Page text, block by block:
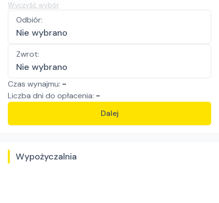
Wyczyść wybór
Odbiór:
Nie wybrano
Zwrot:
Nie wybrano
Czas wynajmu: -
Liczba dni do opłacenia: -
Dalej
Wypożyczalnia